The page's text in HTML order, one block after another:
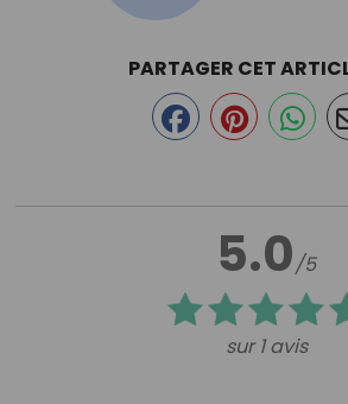
5.0/5
sur 1 avis
PARTAGER CET